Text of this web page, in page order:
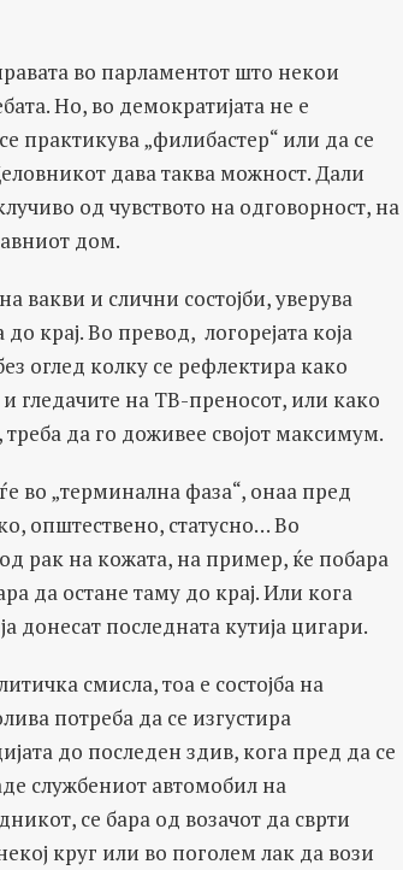
во парламентот што некои
Но, во демократијата не е
практикува „филибастер“ или да се
дава таква можност. Дали
од чувството на одговорност, на
дом.
вакви и слични состојби, уверува
крај. Во превод, логорејата која
оглед колку се рефлектира како
гледачите на ТВ-преносот, или како
да го доживее својот максимум.
во „терминална фаза“, онаа пред
општествено, статусно… Во
рак на кожата, на пример, ќе побара
да остане таму до крај. Или кога
донесат последната кутија цигари.
смисла, тоа е состојба на
потреба да се изгустира
до последен здив, кога пред да се
службениот автомобил на
се бара од возачот да сврти
круг или во поголем лак да вози